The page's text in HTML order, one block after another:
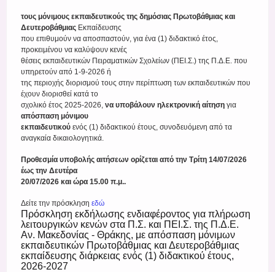
τους μόνιμους εκπαιδευτικούς της δημόσιας Πρωτοβάθμιας και
Δευτεροβάθμιας Εκπαίδευσης
που επιθυμούν να αποσπαστούν, για ένα (1) διδακτικό έτος,
προκειμένου να καλύψουν κενές
θέσεις εκπαιδευτικών Πειραματικών Σχολείων (ΠΕΙ.Σ.) της Π.Δ.Ε. που
υπηρετούν από 1-9-2026 ή
της περιοχής διορισμού τους στην περίπτωση των εκπαιδευτικών που
έχουν διορισθεί κατά το
σχολικό έτος 2025-2026,να υποβάλουν ηλεκτρονική αίτηση για
απόσπαση μόνιμου
εκπαιδευτικού ενός (1) διδακτικού έτους, συνοδευόμενη από τα
αναγκαία δικαιολογητικά.
Προθεσμία υποβολής αιτήσεων ορίζεται από την Τρίτη 14/07/2026
έως την Δευτέρα
20/07/2026 και ώρα 15.00 π.μ..
Δείτε την πρόσκλησηεδώ
Πρόσκληση εκδήλωσης ενδιαφέροντος για πλήρωση
λειτουργικών κενών στα Π.Σ. και ΠΕΙ.Σ. της Π.Δ.Ε.
Αν. Μακεδονίας - Θράκης, με απόσπαση μόνιμων
εκπαιδευτικών Πρωτοβάθμιας και Δευτεροβάθμιας
εκπαίδευσης διάρκειας ενός (1) διδακτικού έτους,
2026-2027